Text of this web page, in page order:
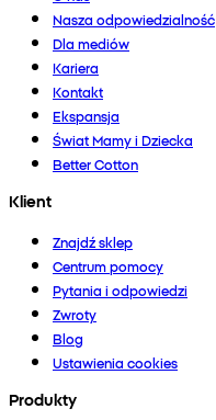
Nasza odpowiedzialność
Dla mediów
Kariera
Kontakt
Ekspansja
Świat Mamy i Dziecka
Better Cotton
Klient
Znajdź sklep
Centrum pomocy
Pytania i odpowiedzi
Zwroty
Blog
Ustawienia cookies
Produkty